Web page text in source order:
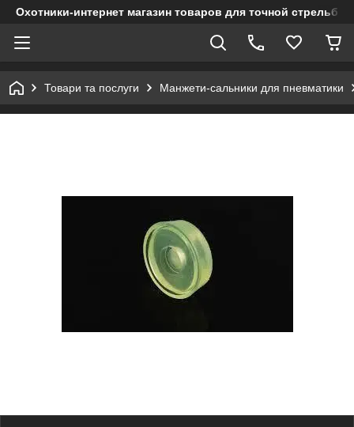
Охотники-интернет магазин товаров для точной стрельбы
Товари та послуги Манжети-сальники для пневматики